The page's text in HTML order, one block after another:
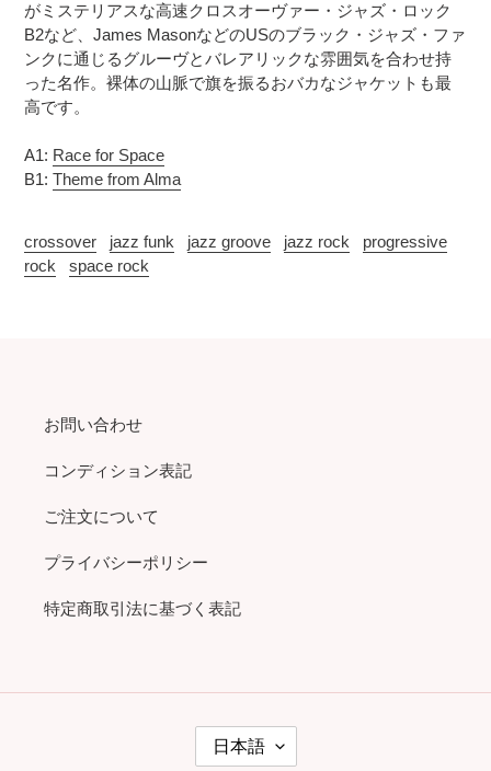
ョ
ン
表
記
に
い
て
がミステリアスな高速クロスオーヴァー・ジャズ・ロック
B2など、James MasonなどのUSのブラック・ジャズ・ファ
ンクに通じるグルーヴとバレアリックな雰囲気を合わせ持
った名作。裸体の山脈で旗を振るおバカなジャケットも最
高です。
A1: Race for Space
B1: Theme from Alma
crossover jazz funk jazz groove jazz rock
progressive
rock
space rock
お問い合わせ
コンディション表記
ご注文について
プライバシーポリシー
特定商取引法に基づく表記
日本語